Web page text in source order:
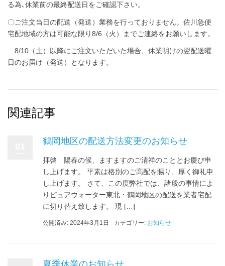
る為､休業前の最終配送日をご確認下さい。
〇ご注文当日の配送（発送）業務を行っておりません。佐川急便
宅配地域の方は可能な限り8/6（火）までご連絡をお願いします。
8/10（土）以降にご注文いただいた場合、休業明けの翌配送曜
日のお届け（発送）となります。
関連記事
鶴岡地区の配送方法変更のお知らせ
拝啓 陽春の候、ますますのご清祥のこととお慶び申
し上げます。 平素は格別のご高配を賜り、厚く御礼申
し上げます。 さて、この度弊社では、諸般の事情によ
りピュアウォーター東北・鶴岡地区の配送を業者宅配
に切り替え致します。 現 […]
公開済み: 2024年3月1日 カテゴリー: お知らせ
夏季休業のお知らせ